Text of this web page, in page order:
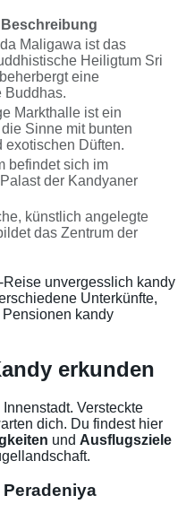
Beschreibung
Maligawa ist das
Heiligtum Sri
eine
Buddhas.
Markthalle ist ein
Sinne mit bunten
exotischen Düften.
befindet sich im
der Kandyaner
künstlich angelegte
das Zentrum der
unvergesslich kandy
Unterkünfte,
kandy
erkunden
Versteckte
dich. Du findest hier
und Ausflugsziele